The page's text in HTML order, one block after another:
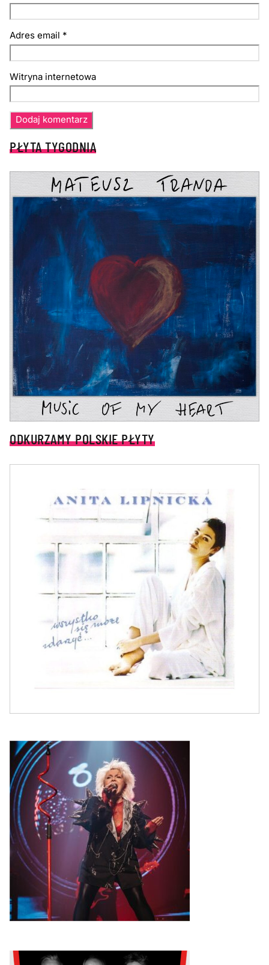
Adres email *
Witryna internetowa
PŁYTA TYGODNIA
ODKURZAMY POLSKIE PŁYTY